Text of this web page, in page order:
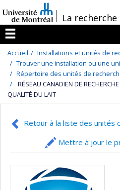
au
contenu
/La recherche
Menu
Accueil
Installations et unités de
Trouver une installation ou une
Répertoire des unités de
RÉSEAU CANADIEN DE
QUALITÉ DU LAIT
Retour à la liste des unités
Mettre à jour le